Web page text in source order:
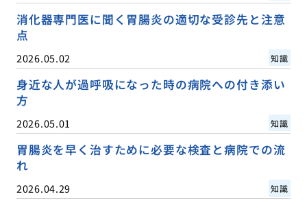
消化器専門医に聞く胃腸炎の適切な受診先と注意
点
2026.05.02 知識
身近な人が過呼吸になった時の病院への付き添い
方
2026.05.01 知識
胃腸炎を早く治すために必要な検査と病院での流
れ
2026.04.29 知識